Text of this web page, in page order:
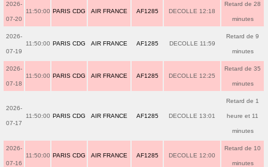
2026-
07-20
11:50:00 PARIS CDG AIR FRANCE AF1285 DECOLLE 12:18
Retard de 28
minutes
2026-
07-19
11:50:00 PARIS CDG AIR FRANCE AF1285 DECOLLE 11:59
Retard de 9
minutes
2026-
07-18
11:50:00 PARIS CDG AIR FRANCE AF1285 DECOLLE 12:25
Retard de 35
minutes
2026-
07-17
11:50:00 PARIS CDG AIR FRANCE AF1285 DECOLLE 13:01
Retard de 1
heure et 11
minutes
2026-
07-16
11:50:00 PARIS CDG AIR FRANCE AF1285 DECOLLE 12:00
Retard de 10
minutes